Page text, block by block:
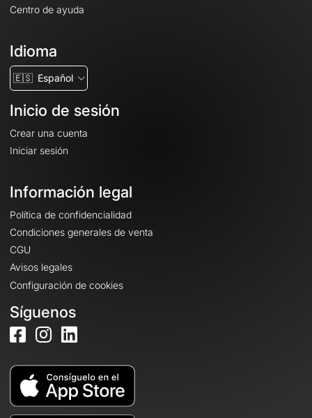
Centro de ayuda
Idioma
🇪🇸 Español
Inicio de sesión
Crear una cuenta
Iniciar sesión
Información legal
Política de confidencialidad
Condiciones generales de venta
CGU
Avisos legales
Configuración de cookies
Síguenos